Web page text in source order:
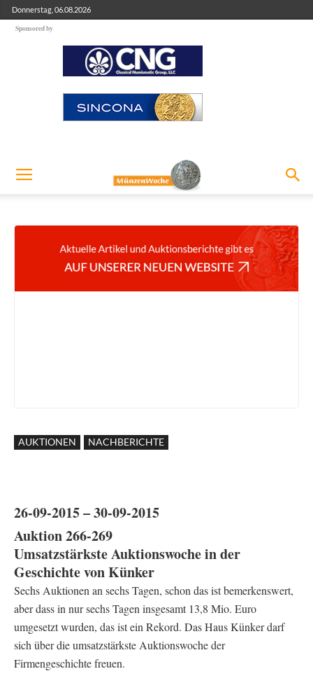
Donnerstag, 06.08.2026
Sponsored by
AUKTIONEN NACHBERICHTE
26-09-2015 – 30-09-2015
Auktion 266-269
Umsatzstärkste Auktionswoche in der
Geschichte von Künker
Sechs Auktionen an sechs Tagen, schon das ist bemerkenswert,
aber dass in nur sechs Tagen insgesamt 13,8 Mio. Euro
umgesetzt wurden, das ist ein Rekord. Das Haus Künker darf
sich über die umsatzstärkste Auktionswoche der
Firmengeschichte freuen.